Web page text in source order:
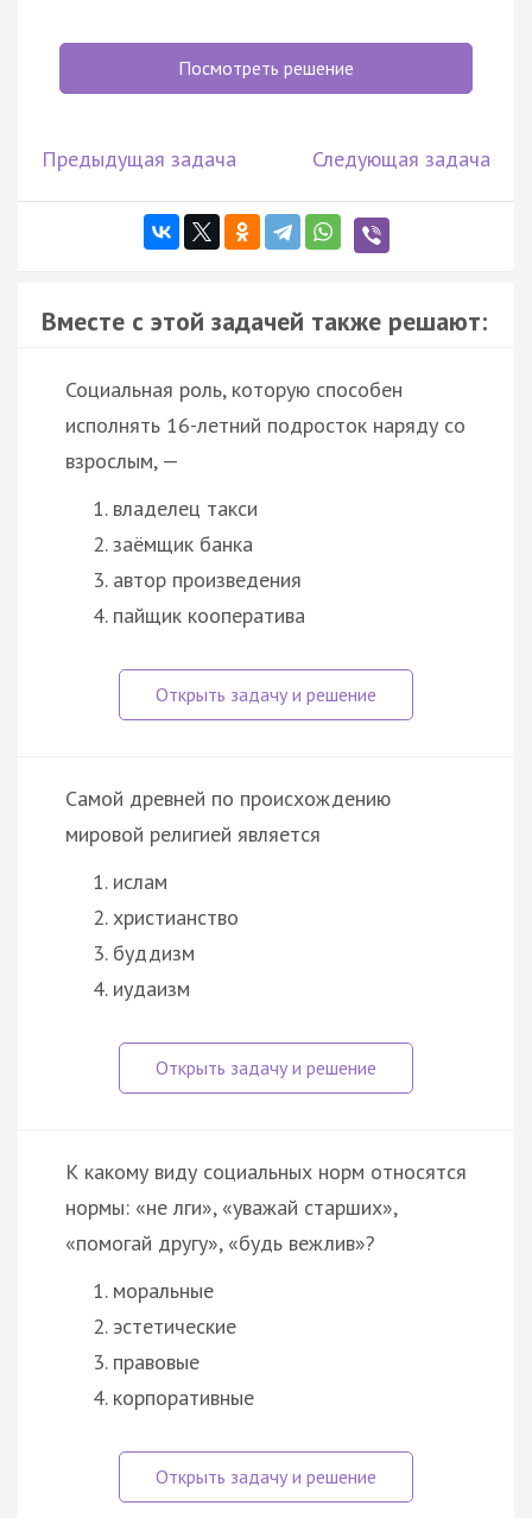
Посмотреть решение
Предыдущая задача Следующая задача
Вместе с этой задачей также решают:
Социальная роль, которую способен
исполнять 16-летний подросток наряду со
взрослым, —
владелец такси
заёмщик банка
автор произведения
пайщик кооператива
Самой древней по происхождению
мировой религией является
ислам
христианство
буддизм
иудаизм
К какому виду социальных норм относятся
нормы: «не лги», «уважай старших»,
«помогай другу», «будь вежлив»?
моральные
эстетические
правовые
корпоративные